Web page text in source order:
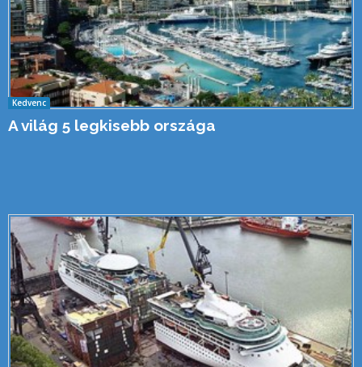
Kedvenc
A világ 5 legkisebb országa